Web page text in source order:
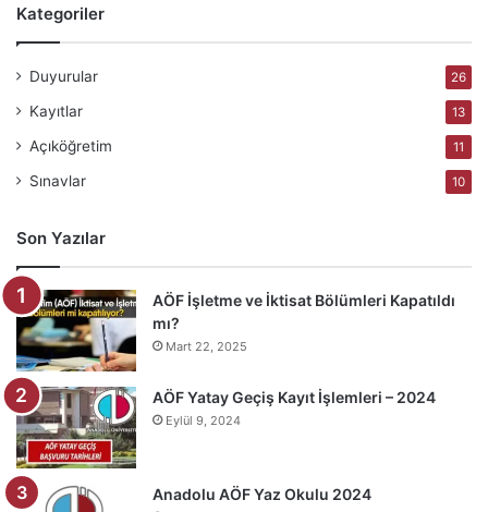
Kategoriler
Duyurular 26
Kayıtlar 13
Açıköğretim 11
Sınavlar 10
Son Yazılar
AÖF İşletme ve İktisat Bölümleri Kapatıldı
mı?
Mart 22, 2025
AÖF Yatay Geçiş Kayıt İşlemleri – 2024
Eylül 9, 2024
Anadolu AÖF Yaz Okulu 2024